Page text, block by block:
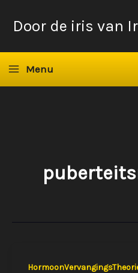
naarDoor de iris van
Menu